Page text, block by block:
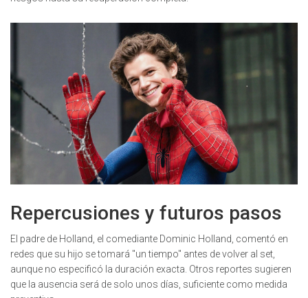
Repercusiones y futuros pasos
El padre de Holland, el comediante Dominic Holland, comentó en
redes que su hijo se tomará "un tiempo" antes de volver al set,
aunque no especificó la duración exacta. Otros reportes sugieren
que la ausencia será de solo unos días, suficiente como medida